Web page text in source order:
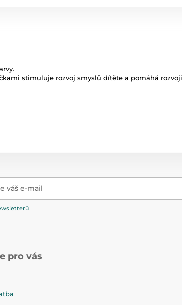
stimuluje rozvoj smyslů dítěte a pomáhá rozvoji
váš e-mail
pro vás